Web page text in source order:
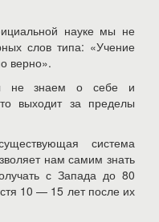
науке мы не
слов типа: «Учение
верно».
не знаем о себе и
выходит за пределы
система
нам самим знать
с Запада до 80
10 — 15 лет после их